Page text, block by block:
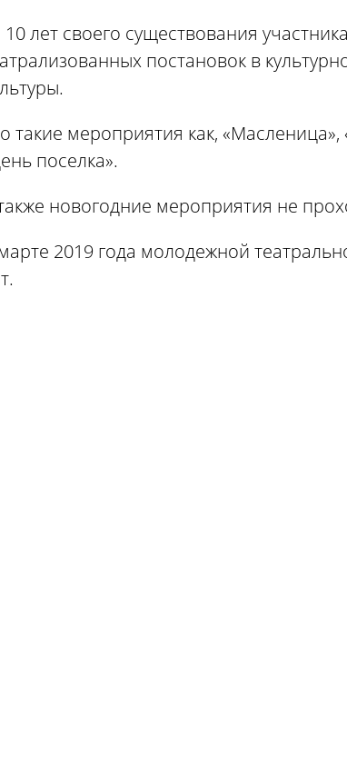
10 лет своего существования
постановок в
такие мероприятия как,
поселка».
новогодние мероприятия не
2019 года молодежной